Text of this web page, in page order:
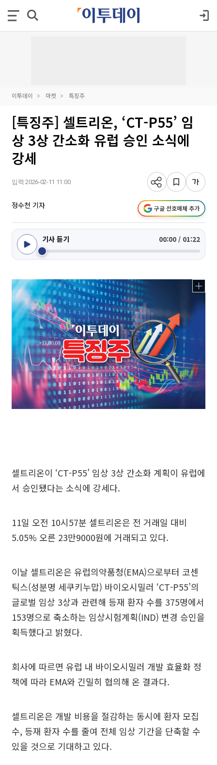
이투데이 마켓 특징주
[특징주] 셀트리온, ‘CT-P55’ 임
상 3상 간소화 유럽 승인 소식에
강세
입력 2026-02-11 11:00
정수천 기자 구글 선호매체 추가
기사 듣기 00:00 / 01:22
셀트리온이 ‘CT-P55’ 임상 3상 간소화 계획이 유럽에
서 승인됐다는 소식에 강세다.
11일 오전 10시57분 셀트리온은 전 거래일 대비
5.05% 오른 23만9000원에 거래되고 있다.
이날 셀트리온은 유럽의약품청(EMA)으로부터 코센
틱스(성분명 세쿠키누맙) 바이오시밀러 ‘CT-P55’의
글로벌 임상 3상과 관련해 등재 환자 수를 375명에서
153명으로 축소하는 임상시험계획(IND) 변경 승인을
획득했다고 밝혔다.
회사에 따르면 유럽 내 바이오시밀러 개발 효율화 정
책에 따라 EMA와 긴밀히 협의해 온 결과다.
셀트리온은 개발 비용을 절감하는 동시에 환자 모집
수, 등재 환자 수를 줄여 전체 임상 기간을 단축할 수
있을 것으로 기대하고 있다.